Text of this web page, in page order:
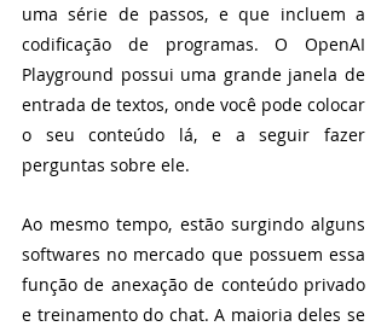
uma série de passos, e que incluem a
codificação de programas. O OpenAI
Playground possui uma grande janela de
entrada de textos, onde você pode colocar
o seu conteúdo lá, e a seguir fazer
perguntas sobre ele.
Ao mesmo tempo, estão surgindo alguns
softwares no mercado que possuem essa
função de anexação de conteúdo privado
e treinamento do chat. A maioria deles se